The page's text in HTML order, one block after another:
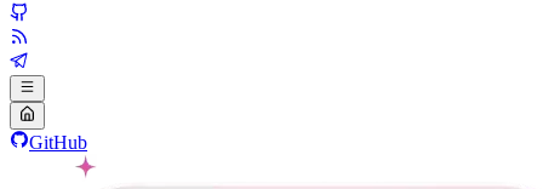
GitHub